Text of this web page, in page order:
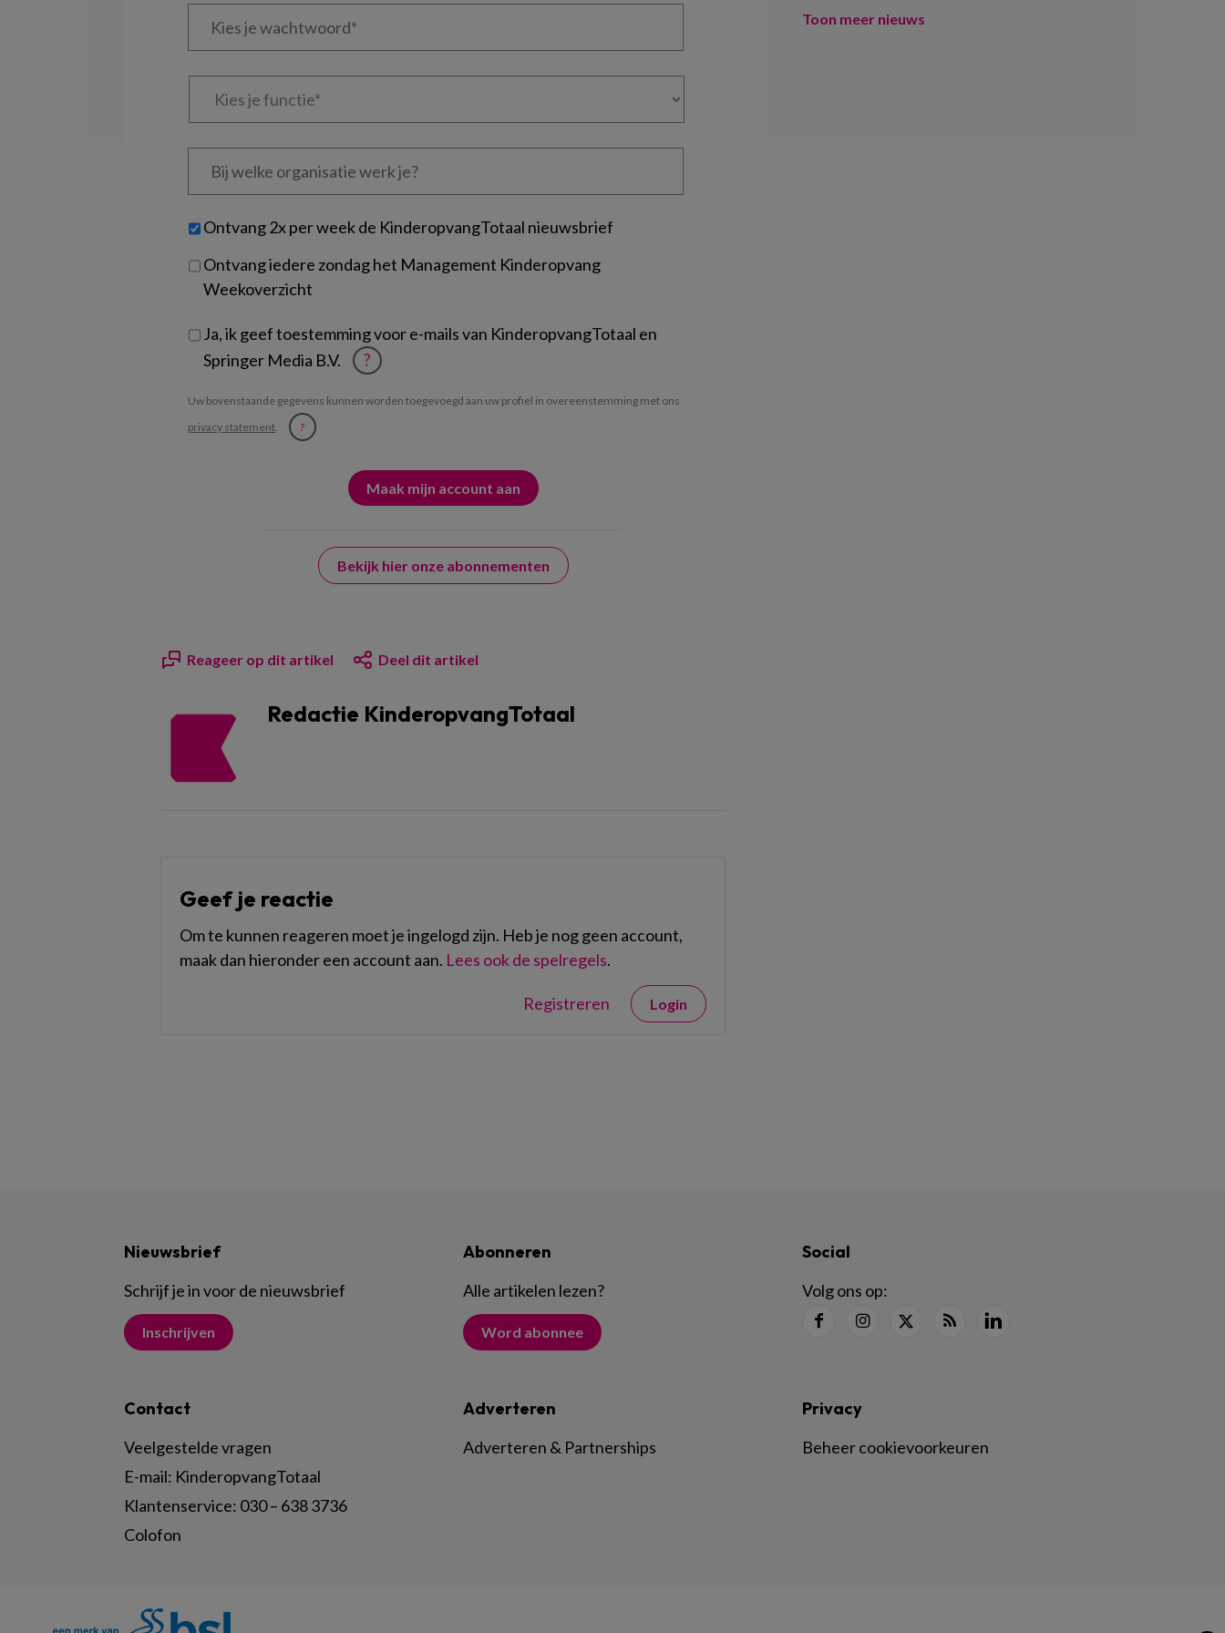
Kies
Bij
welke
je?
Untitled
Ontvang 2x per week de KinderopvangTotaal nieuwsbrief
Ontvang iedere zondag het Management Kinderopvang
Weekoverzicht
Ja, ik geef toestemming voor e-mails van KinderopvangTotaal en
Springer Media B.V.
?
Uw bovenstaande gegevens kunnen worden toegevoegd aan uw profiel in overeenstemming met ons
privacy statement. ?
Bekijk hier onze abonnementen
Reageer op dit artikel Deel dit artikel
Redactie KinderopvangTotaal
Geef je reactie
Om te kunnen reageren moet je ingelogd zijn. Heb je nog geen account,
maak dan hieronder een account aan. Lees ook de spelregels.
Registreren Login
Toon meer nieuws
Nieuwsbrief
Schrijf je in voor de nieuwsbrief
Inschrijven
Abonneren
Alle artikelen lezen?
Word abonnee
Social
Volg ons op:
Contact
Veelgestelde vragen
E-mail: KinderopvangTotaal
Klantenservice: 030 – 638 3736
Colofon
Adverteren
Adverteren & Partnerships
Privacy
Beheer cookievoorkeuren